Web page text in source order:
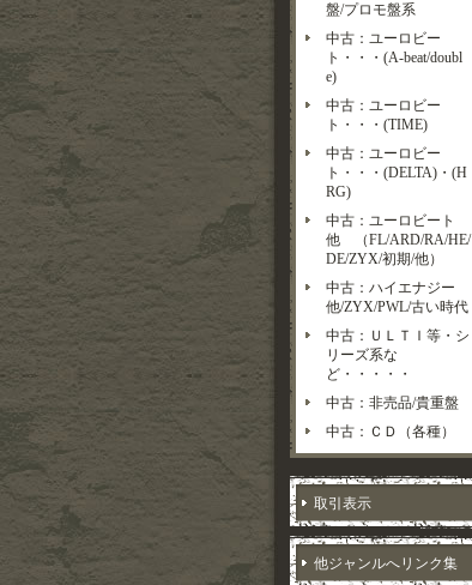
盤/プロモ盤系
中古：ユーロビー
ト・・・(A-beat/doubl
e)
中古：ユーロビー
ト・・・(TIME)
中古：ユーロビー
ト・・・(DELTA)・(H
RG)
中古：ユーロビート
他 （FL/ARD/RA/HE/
DE/ZYX/初期/他）
中古：ハイエナジー
他/ZYX/PWL/古い時代
中古：ＵＬＴＩ等・シ
リーズ系な
ど・・・・・
中古：非売品/貴重盤
中古：ＣＤ（各種）
取引表示
他ジャンルへリンク集